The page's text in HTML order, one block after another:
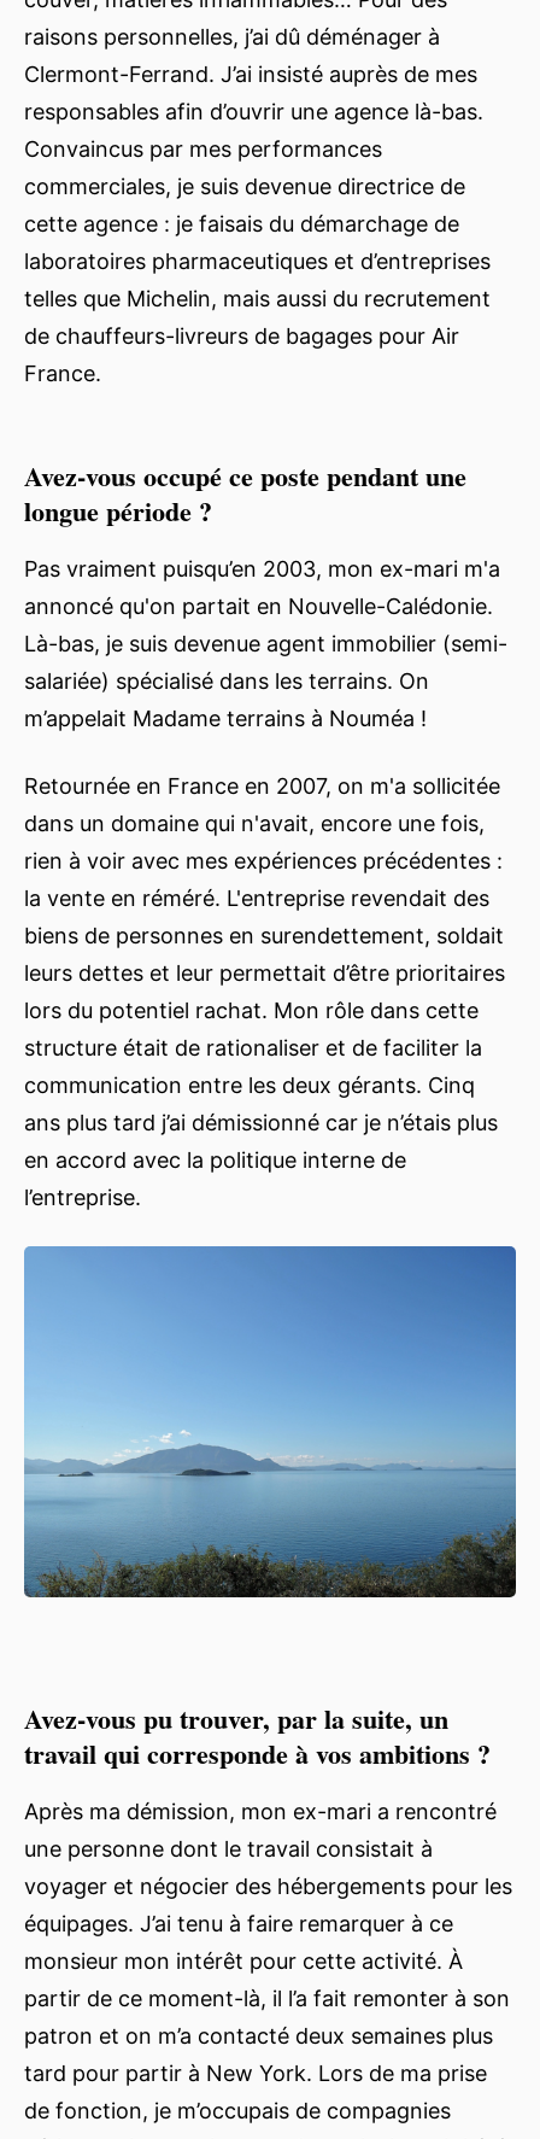
raisons personnelles, j’ai dû déménager à
Clermont-Ferrand. J’ai insisté auprès de mes
responsables afin d’ouvrir une agence là-bas.
Convaincus par mes performances
commerciales, je suis devenue directrice de
cette agence : je faisais du démarchage de
laboratoires pharmaceutiques et d’entreprises
telles que Michelin, mais aussi du recrutement
de chauffeurs-livreurs de bagages pour Air
France.
Avez-vous occupé ce poste pendant une
longue période ?
Pas vraiment puisqu’en 2003, mon ex-mari m'a
annoncé qu'on partait en Nouvelle-Calédonie.
Là-bas, je suis devenue agent immobilier (semi-
salariée) spécialisé dans les terrains. On
m’appelait Madame terrains à Nouméa !
Retournée en France en 2007, on m'a sollicitée
dans un domaine qui n'avait, encore une fois,
rien à voir avec mes expériences précédentes :
la vente en réméré. L'entreprise revendait des
biens de personnes en surendettement, soldait
leurs dettes et leur permettait d’être prioritaires
lors du potentiel rachat. Mon rôle dans cette
structure était de rationaliser et de faciliter la
communication entre les deux gérants. Cinq
ans plus tard j’ai démissionné car je n’étais plus
en accord avec la politique interne de
l’entreprise.
Avez-vous pu trouver, par la suite, un
travail qui corresponde à vos ambitions ?
Après ma démission, mon ex-mari a rencontré
une personne dont le travail consistait à
voyager et négocier des hébergements pour les
équipages. J’ai tenu à faire remarquer à ce
monsieur mon intérêt pour cette activité. À
partir de ce moment-là, il l’a fait remonter à son
patron et on m’a contacté deux semaines plus
tard pour partir à New York. Lors de ma prise
de fonction, je m’occupais de compagnies